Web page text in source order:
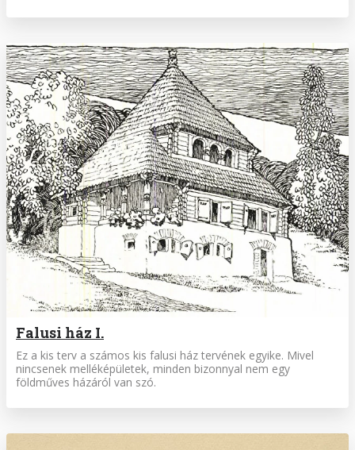
Falusi ház I.
Ez a kis terv a számos kis falusi ház tervének egyike. Mivel
nincsenek melléképületek, minden bizonnyal nem egy
földműves házáról van szó.